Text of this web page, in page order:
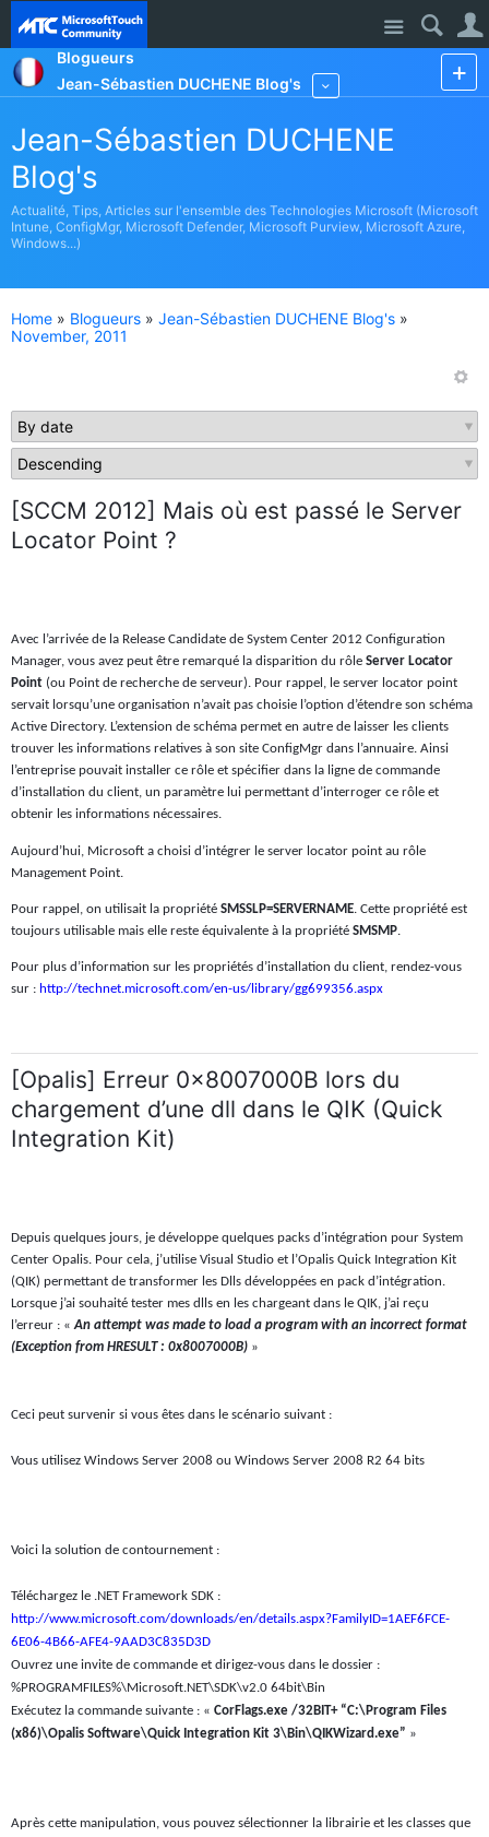
Site
Blogueurs
Jean-Sébastien DUCHENE Blog's
Jean-Sébastien DUCHENE
Blog's
Actualité, Tips, Articles sur l'ensemble des Technologies Microsoft (Microsoft
Intune, ConfigMgr, Microsoft Defender, Microsoft Purview, Microsoft Azure,
Windows...)
Home » Blogueurs » Jean-Sébastien DUCHENE Blog's »
November, 2011
[SCCM 2012] Mais où est passé le Server
Locator Point ?
Avec l’arrivée de la Release Candidate de System Center 2012 Configuration
Manager, vous avez peut être remarqué la disparition du rôle Server Locator
Point (ou Point de recherche de serveur). Pour rappel, le server locator point
servait lorsqu’une organisation n’avait pas choisie l’option d’étendre son schéma
Active Directory. L’extension de schéma permet en autre de laisser les clients
trouver les informations relatives à son site ConfigMgr dans l’annuaire. Ainsi
l’entreprise pouvait installer ce rôle et spécifier dans la ligne de commande
d’installation du client, un paramètre lui permettant d’interroger ce rôle et
obtenir les informations nécessaires.
Aujourd’hui, Microsoft a choisi d’intégrer le server locator point au rôle
Management Point.
Pour rappel, on utilisait la propriété SMSSLP=SERVERNAME. Cette propriété est
toujours utilisable mais elle reste équivalente à la propriété SMSMP.
Pour plus d’information sur les propriétés d’installation du client, rendez-vous
sur : http://technet.microsoft.com/en-us/library/gg699356.aspx
[Opalis] Erreur 0x8007000B lors du
chargement d’une dll dans le QIK (Quick
Integration Kit)
Depuis quelques jours, je développe quelques packs d’intégration pour System
Center Opalis. Pour cela, j’utilise Visual Studio et l’Opalis Quick Integration Kit
(QIK) permettant de transformer les Dlls développées en pack d’intégration.
Lorsque j’ai souhaité tester mes dlls en les chargeant dans le QIK, j’ai reçu
l’erreur : «An attempt was made to load a program with an incorrect format
(Exception from HRESULT : 0x8007000B) »
Ceci peut survenir si vous êtes dans le scénario suivant :
Vous utilisez Windows Server 2008 ou Windows Server 2008 R2 64 bits
Voici la solution de contournement :
Téléchargez le .NET Framework SDK :
http://www.microsoft.com/downloads/en/details.aspx?FamilyID=1AEF6FCE-
6E06-4B66-AFE4-9AAD3C835D3D
Ouvrez une invite de commande et dirigez-vous dans le dossier :
%PROGRAMFILES%\Microsoft.NET\SDK\v2.0 64bit\Bin
Exécutez la commande suivante : « CorFlags.exe /32BIT+ “C:\Program Files
(x86)\Opalis Software\Quick Integration Kit 3\Bin\QIKWizard.exe” »
Après cette manipulation, vous pouvez sélectionner la librairie et les classes que